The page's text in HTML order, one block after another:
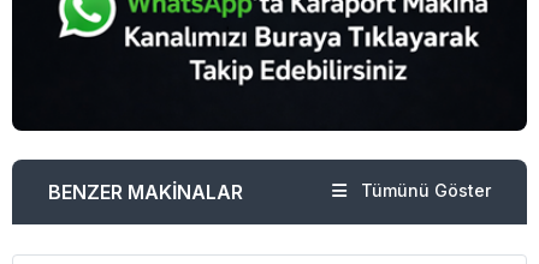
BENZER MAKİNALAR Tümünü Göster